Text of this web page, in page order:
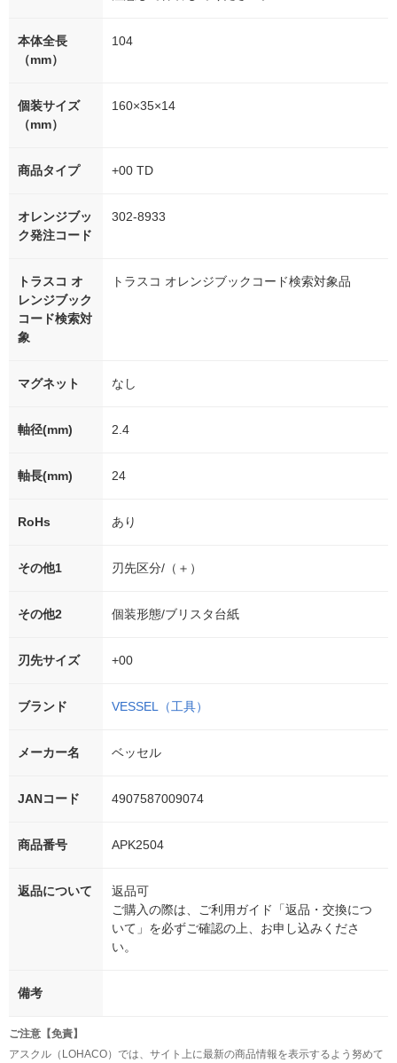
本体全長
（mm）
104
個装サイズ
（mm）
160×35×14
商品タイプ +00 TD
オレンジブッ
ク発注コード
302-8933
トラスコ オ
レンジブック
コード検索対
象
トラスコ オレンジブックコード検索対象品
マグネット なし
軸径(mm) 2.4
軸長(mm) 24
RoHs あり
その他1 刃先区分/（＋）
その他2 個装形態/ブリスタ台紙
刃先サイズ +00
ブランド VESSEL（工具）
メーカー名 ベッセル
JANコード 4907587009074
商品番号 APK2504
返品について
返品可
ご購入の際は、ご利用ガイド「返品・交換につ
いて」を必ずご確認の上、お申し込みくださ
い。
備考
ご注意【免責】
アスクル（LOHACO）では、サイト上に最新の商品情報を表示するよう努めて